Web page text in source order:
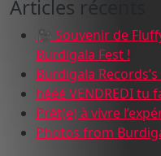
Articles récents
🎥 Souvenir de
Burdigala Fest !
Burdigala
hééé VENDREDI tu
Prêt(e) à vivre
Photos from